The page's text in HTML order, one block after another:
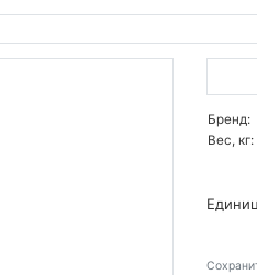
Бренд:
Вес, кг: